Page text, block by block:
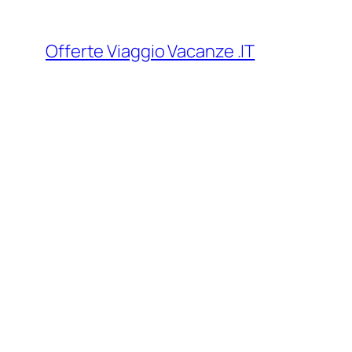
contenuto
Offerte Viaggio Vacanze .IT